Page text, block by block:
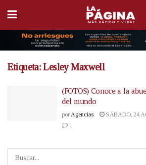
Etiqueta:Lesley Maxwell
(FOTOS) Conoce a la
del mundo
por Agencias
SÁBADO, 24
1